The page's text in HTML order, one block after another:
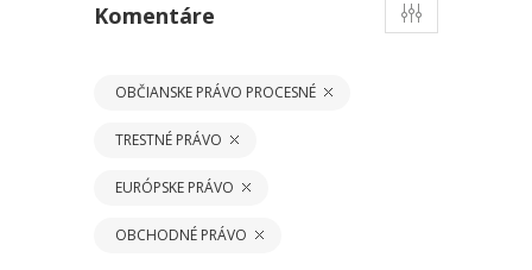
Komentáre
OBČIANSKE PRÁVO PROCESNÉ
TRESTNÉ PRÁVO
EURÓPSKE PRÁVO
OBCHODNÉ PRÁVO